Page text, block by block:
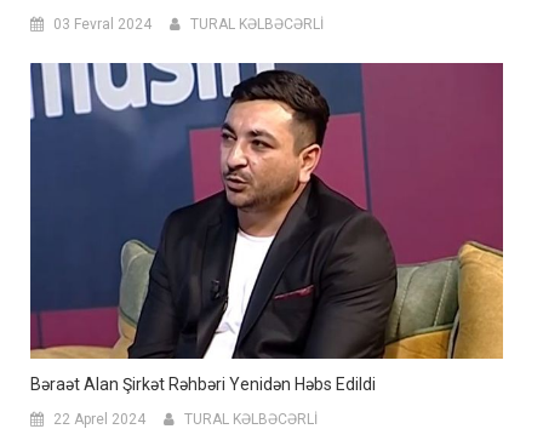
03 Fevral 2024 TURAL KƏLBƏCƏRLİ
Bəraət Alan Şirkət Rəhbəri Yenidən Həbs Edildi
22 Aprel 2024 TURAL KƏLBƏCƏRLİ